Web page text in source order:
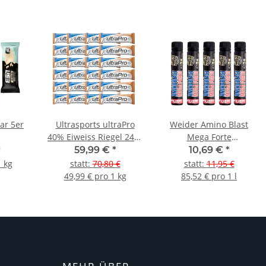
5er
kg
Ultrasports ultraPro
40% Eiweiss Riegel 24er
Box Cookie & Cream
59,99 € *
statt:70,80 €
49,99 € pro 1 kg
Weider Amino Blast
Mega Forte
Trinkampulle 5er Pack
10,69 € *
statt:11,95 €
85,52 € pro 1 l